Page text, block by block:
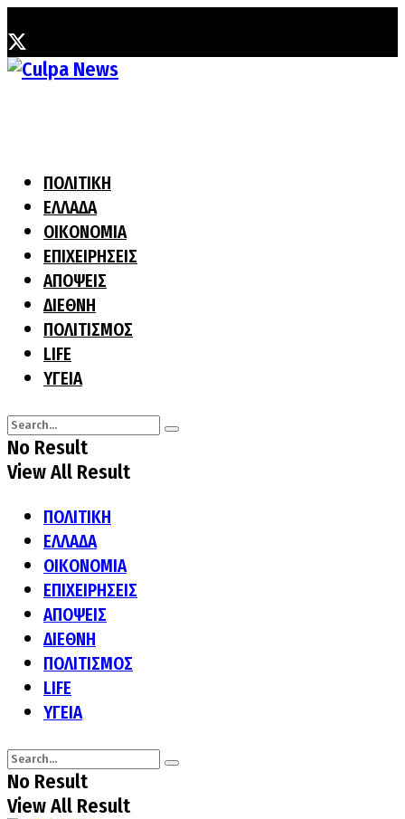
ΠΟΛΙΤΙΚΗ
ΕΛΛΑΔΑ
ΟΙΚΟΝΟΜΙΑ
ΕΠΙΧΕΙΡΗΣΕΙΣ
ΑΠΟΨΕΙΣ
ΔΙΕΘΝΗ
ΠΟΛΙΤΙΣΜΟΣ
LIFE
ΥΓΕΙΑ
No Result
View All Result
ΠΟΛΙΤΙΚΗ
ΕΛΛΑΔΑ
ΟΙΚΟΝΟΜΙΑ
ΕΠΙΧΕΙΡΗΣΕΙΣ
ΑΠΟΨΕΙΣ
ΔΙΕΘΝΗ
ΠΟΛΙΤΙΣΜΟΣ
LIFE
ΥΓΕΙΑ
No Result
View All Result